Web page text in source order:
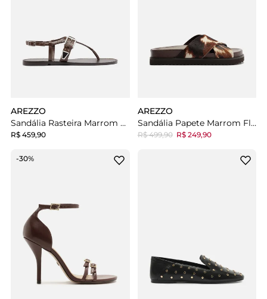
AREZZO
Sandália Rasteira Marrom Couro Bico Redondo Metais
R$ 459,90
AREZZO
Sandália Papete Marrom Flatform Tiras Cruzadas
R$ 499,90 R$ 249,90
-30%